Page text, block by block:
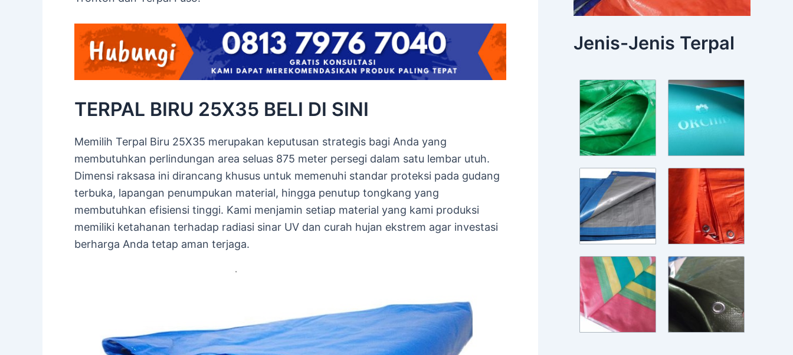
TERPAL BIRU 25X35 BELI DI SINI
Memilih Terpal Biru 25X35 merupakan keputusan strategis bagi Anda yang
membutuhkan perlindungan area seluas 875 meter persegi dalam satu lembar utuh.
Dimensi raksasa ini dirancang khusus untuk memenuhi standar proteksi pada gudang
terbuka, lapangan penumpukan material, hingga penutup tongkang yang
membutuhkan efisiensi tinggi. Kami menjamin setiap material yang kami produksi
memiliki ketahanan terhadap radiasi sinar UV dan curah hujan ekstrem agar investasi
berharga Anda tetap aman terjaga.
Jenis-Jenis Terpal